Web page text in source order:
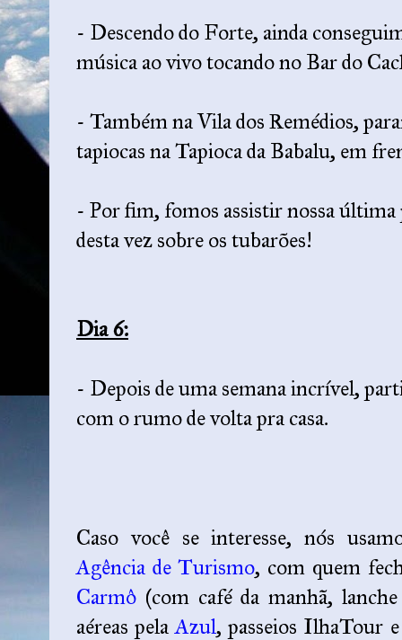
- Descendo do Forte, ainda
música ao vivo tocando no Bar do
- Também na Vila dos Remédios,
tapiocas na Tapioca da Babalu, em
- Por fim, fomos assistir nossa
desta vez sobre os tubarões!
Dia 6:
- Depois de uma semana incrível,
com o rumo de volta pra casa.
Caso você se interesse, nós
Agência de Turismo, com quem
Carmô (com café da manhã,
aéreas pelaAzul, passeios IlhaTour